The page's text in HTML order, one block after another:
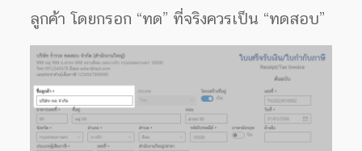
ลูกค้า โดยกรอก “ทด” ที่จริงควรเป็น “ทดสอบ”